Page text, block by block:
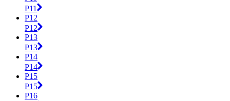
P11
P12
P12
P13
P13
P14
P14
P15
P15
P16